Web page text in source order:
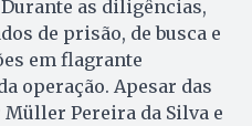
as diligências,
de prisão, de busca e
em flagrante
operação. Apesar das
Müller Pereira da Silva e